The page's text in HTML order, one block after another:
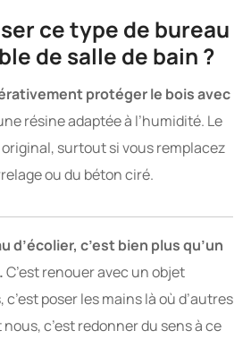
ce type de bureau
de salle de bain ?
protéger le bois avec
résine adaptée à l’humidité. Le
surtout si vous remplacez
ou du béton ciré.
d’écolier, c’est bien plus qu’un
C’est renouer avec un objet
poser les mains là où d’autres
c’est redonner du sens à ce